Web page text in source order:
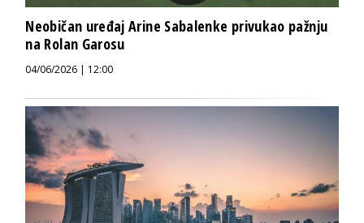
Neobičan uređaj Arine Sabalenke privukao pažnju
na Rolan Garosu
04/06/2026 | 12:00